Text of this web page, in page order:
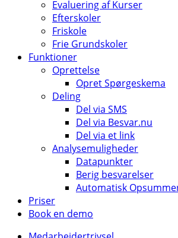
Evaluering af Kurser
Efterskoler
Friskole
Frie Grundskoler
Funktioner
Oprettelse
Opret Spørgeskema
Deling
Del via SMS
Del via Besvar.nu
Del via et link
Analysemuligheder
Datapunkter
Berig besvarelser
Automatisk
Priser
Book en demo